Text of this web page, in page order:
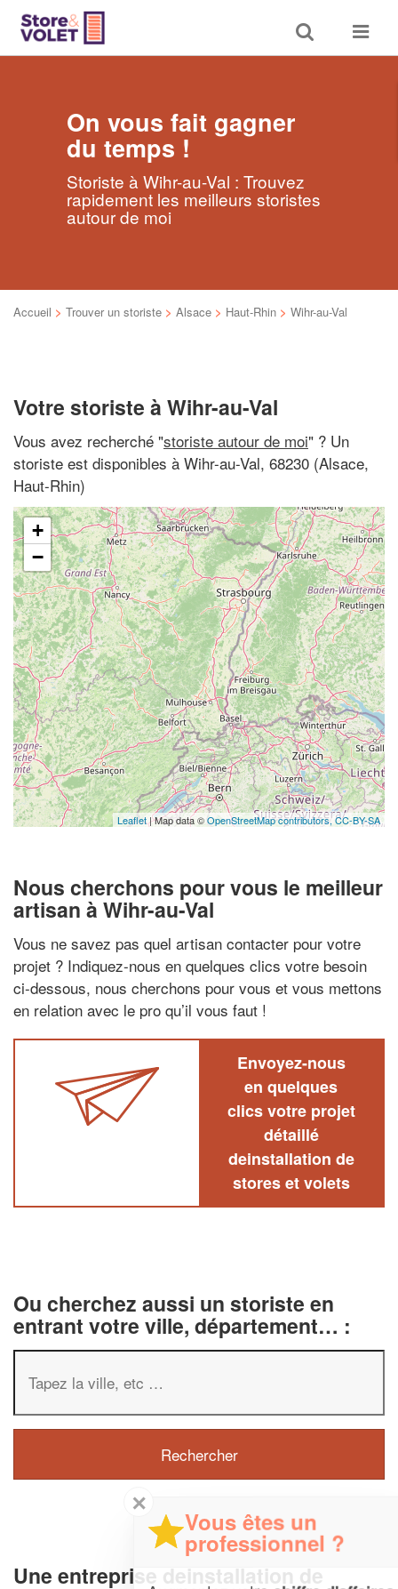
Toggle
search
Toggle
On vous fait gagner
du temps !
Storiste à Wihr-au-Val : Trouvez
rapidement les meilleurs storistes
autour de moi
Accueil > Trouver un storiste > Alsace > Haut-Rhin > Wihr-au-Val
Votre storiste à Wihr-au-Val
Vous avez recherché "storiste autour de moi" ? Un
storiste est disponibles à Wihr-au-Val, 68230 (Alsace,
Haut-Rhin)
+
−
Leaflet| Map data ©OpenStreetMap contributors,CC-BY-SA
Nous cherchons pour vous le meilleur
artisan à Wihr-au-Val
Vous ne savez pas quel artisan contacter pour votre
projet ? Indiquez-nous en quelques clics votre besoin
ci-dessous, nous cherchons pour vous et vous mettons
en relation avec le pro qu’il vous faut !
Envoyez-nous
en quelques
clics votre projet
détaillé
deinstallation de
stores et volets
Ou cherchez aussi un storiste en
entrant votre ville, département… :
Une entreprise deinstallation de
Vous êtes un
professionnel ?